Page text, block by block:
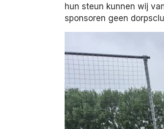
hun steun kunnen wij
sponsoren geen